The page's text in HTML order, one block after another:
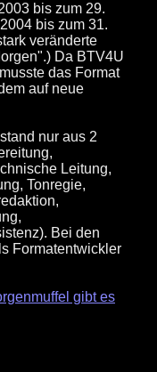
bis zum 29.
bis zum 31.
veränderte
Da BTV4U
das Format
auf neue
nur aus 2
Leitung,
Tonregie,
Bei den
Formatentwickler
gibt es